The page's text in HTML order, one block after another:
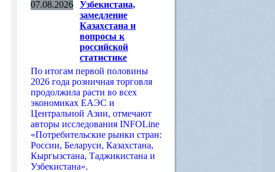
07.08.2026
Узбекистана,
замедление
Казахстана и
вопросы к
российской
статистике
По итогам первой половины
2026 года розничная торговля
продолжила расти во всех
экономиках ЕАЭС и
Центральной Азии, отмечают
авторы исследования INFOLine
«Потребительские рынки стран:
России, Беларуси, Казахстана,
Кыргызстана, Таджикистана и
Узбекистана».